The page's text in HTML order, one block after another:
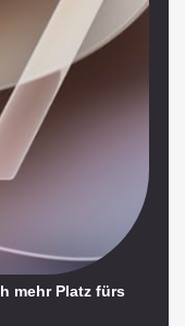
mehr Platz fürs